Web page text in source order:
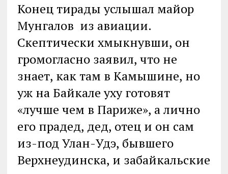
Конец тирады услышал майор
Мунгалов из авиации.
Скептически хмыкнувши, он
громогласно заявил, что не
знает, как там в Камышине, но
уж на Байкале уху готовят
«лучше чем в Париже», а лично
его прадед, дед, отец и он сам
из-под Улан-Удэ, бывшего
Верхнеудинска, и забайкальские